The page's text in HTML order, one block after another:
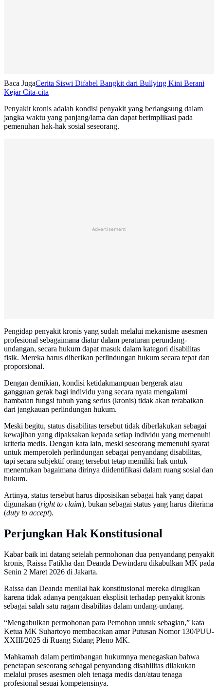
Baca JugaCerita Siswi Difabel Bangkit dari Bullying Kini Berani
Kejar Cita-cita
Penyakit kronis adalah kondisi penyakit yang berlangsung dalam
jangka waktu yang panjang/lama dan dapat berimplikasi pada
pemenuhan hak-hak sosial seseorang.
Advertisement
Pengidap penyakit kronis yang sudah melalui mekanisme asesmen
profesional sebagaimana diatur dalam peraturan perundang-
undangan, secara hukum dapat masuk dalam kategori disabilitas
fisik. Mereka harus diberikan perlindungan hukum secara tepat dan
proporsional.
Dengan demikian, kondisi ketidakmampuan bergerak atau
gangguan gerak bagi individu yang secara nyata mengalami
hambatan fungsi tubuh yang serius (kronis) tidak akan terabaikan
dari jangkauan perlindungan hukum.
Meski begitu, status disabilitas tersebut tidak diberlakukan sebagai
kewajiban yang dipaksakan kepada setiap individu yang memenuhi
kriteria medis. Dengan kata lain, meski seseorang memenuhi syarat
untuk memperoleh perlindungan sebagai penyandang disabilitas,
tapi secara subjektif orang tersebut tetap memiliki hak untuk
menentukan bagaimana dirinya diidentifikasi dalam ruang sosial dan
hukum.
Artinya, status tersebut harus diposisikan sebagai hak yang dapat
digunakan (right to claim), bukan sebagai status yang harus diterima
(duty to accept).
Perjungkan Hak Konstitusional
Kabar baik ini datang setelah permohonan dua penyandang penyakit
kronis, Raissa Fatikha dan Deanda Dewindaru dikabulkan MK pada
Senin 2 Maret 2026 di Jakarta.
Raissa dan Deanda menilai hak konstitusional mereka dirugikan
karena tidak adanya pengakuan eksplisit terhadap penyakit kronis
sebagai salah satu ragam disabilitas dalam undang-undang.
“Mengabulkan permohonan para Pemohon untuk sebagian,” kata
Ketua MK Suhartoyo membacakan amar Putusan Nomor 130/PUU-
XXIII/2025 di Ruang Sidang Pleno MK.
Mahkamah dalam pertimbangan hukumnya menegaskan bahwa
penetapan seseorang sebagai penyandang disabilitas dilakukan
melalui proses asesmen oleh tenaga medis dan/atau tenaga
profesional sesuai kompetensinya.